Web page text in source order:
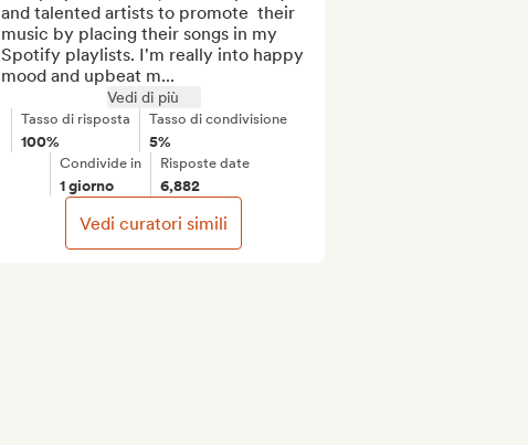
and talented artists to promote  their
music by placing their songs in my
Spotify playlists. I'm really into happy
mood and upbeat m...
Vedi di più
Tasso di risposta
100%
Tasso di condivisione
5%
Condivide in
1 giorno
Risposte date
6,882
Vedi curatori simili